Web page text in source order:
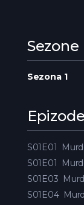
Sezone
Sezona 1
S01E01
S01E01
S01E03
S01E04